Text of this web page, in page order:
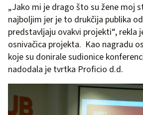
„Jako mi je drago što su žene moj
najboljim jer je to drukčija publika
predstavljaju ovakvi projekti“, rekla
osnivačica projekta. Kao nagradu
koje su donirale sudionice
nadodala je tvrtka Proficio d.d.